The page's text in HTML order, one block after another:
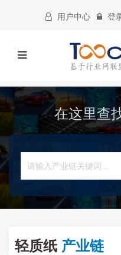
用户中心 登
在这里查
轻质纸 产业链